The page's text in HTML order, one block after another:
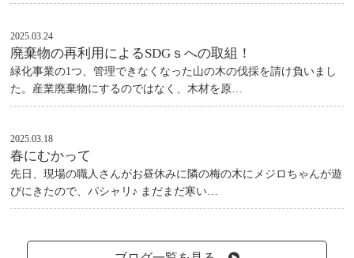
2025.03.24
廃棄物の再利用によるSDGｓへの取組！
緑化事業の1つ、管理できなくなった山の木の伐採を請け負いまし
た。産業廃棄物にするのではなく、木材を原…
2025.03.18
春にむかって
先日、現場の職人さんがお昼休みに隣の梅の木にメジロちゃんが遊
びにきたので、パシャリ♪ まだまだ寒い…